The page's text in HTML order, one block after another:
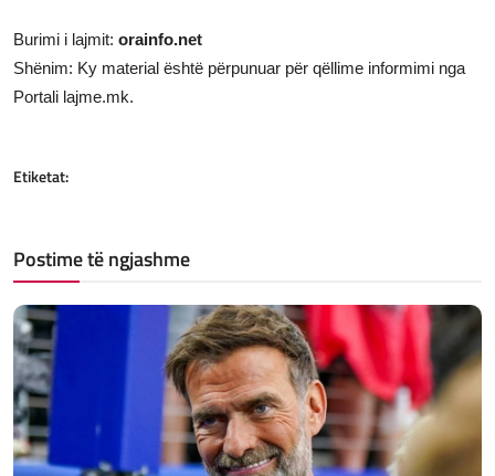
Burimi i lajmit: orainfo.net
Shënim: Ky material është përpunuar për qëllime informimi nga
Portali lajme.mk.
Etiketat:
Postime të ngjashme